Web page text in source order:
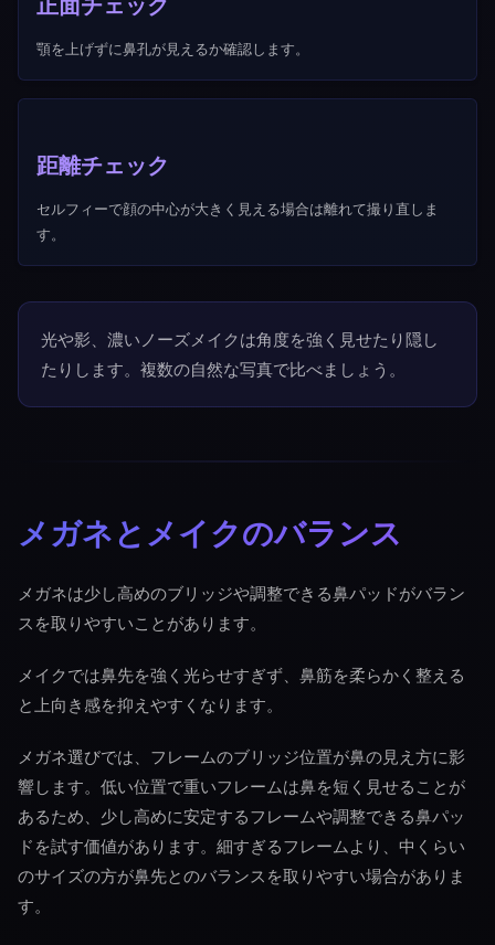
顎を上げずに鼻孔が見えるか確認します。
距離チェック
セルフィーで顔の中心が大きく見える場合は離れて撮り直しま
す。
光や影、濃いノーズメイクは角度を強く見せたり隠し
たりします。複数の自然な写真で比べましょう。
メガネとメイクのバランス
メガネは少し高めのブリッジや調整できる鼻パッドがバラン
スを取りやすいことがあります。
メイクでは鼻先を強く光らせすぎず、鼻筋を柔らかく整える
と上向き感を抑えやすくなります。
メガネ選びでは、フレームのブリッジ位置が鼻の見え方に影
響します。低い位置で重いフレームは鼻を短く見せることが
あるため、少し高めに安定するフレームや調整できる鼻パッ
ドを試す価値があります。細すぎるフレームより、中くらい
のサイズの方が鼻先とのバランスを取りやすい場合がありま
す。